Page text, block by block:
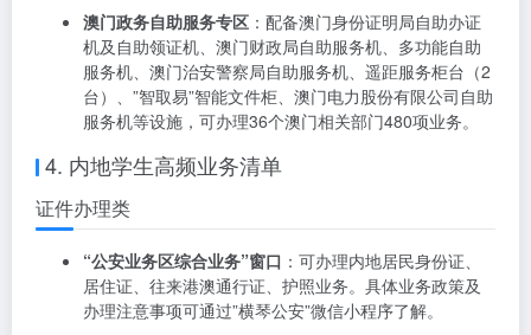
澳门政务自助服务专区 ：配备澳门身份证明局自助办证
机及自助领证机、澳门财政局自助服务机、多功能自助
服务机、澳门治安警察局自助服务机、遥距服务柜台（2
台）、”智取易”智能文件柜、澳门电力股份有限公司自助
服务机等设施，可办理36个澳门相关部门480项业务。
4. 内地学生高频业务清单
证件办理类
“公安业务区综合业务”窗口 ：可办理内地居民身份证、
居住证、往来港澳通行证、护照业务。具体业务政策及
办理注意事项可通过”横琴公安”微信小程序了解。